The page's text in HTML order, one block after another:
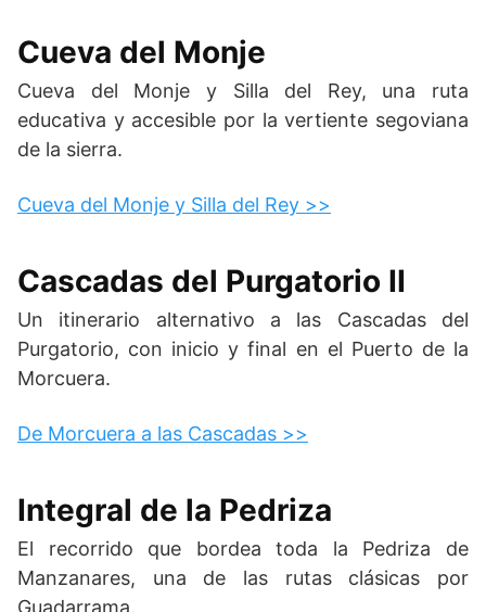
Cueva del Monje
Cueva del Monje y Silla del Rey, una ruta
educativa y accesible por la vertiente segoviana
de la sierra.
Cueva del Monje y Silla del Rey >>
Cascadas del Purgatorio II
Un itinerario alternativo a las Cascadas del
Purgatorio, con inicio y final en el Puerto de la
Morcuera.
De Morcuera a las Cascadas >>
Integral de la Pedriza
El recorrido que bordea toda la Pedriza de
Manzanares, una de las rutas clásicas por
Guadarrama.